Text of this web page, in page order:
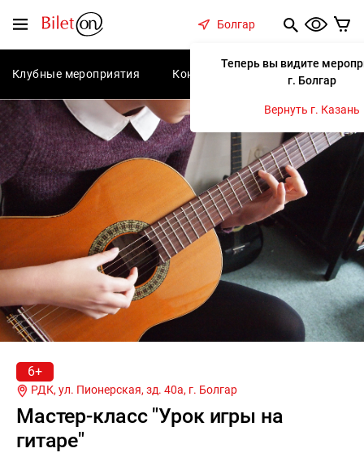
Меню
Болгар
Теперь вы видите
г. Болгар
Вернуть г. Казань
Клубные мероприятия Концерты Спектакли
6+
РДК, ул. Пионерская, зд. 40а, г. Болгар
Мастер-класс "Урок игры на
гитаре"